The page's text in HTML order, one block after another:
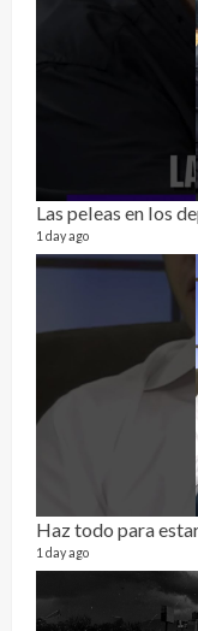
Las peleas en los
1 day ago
Haz todo para
1 day ago